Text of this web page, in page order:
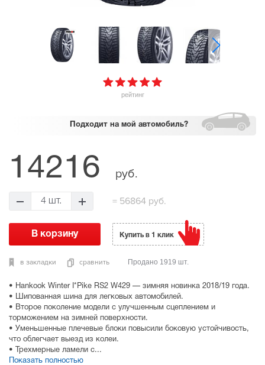
рейтинг
Подходит на мой автомобиль?
• Hankook Winter I*Pike RS2 W429 — зимняя новинка 2018/19 года.
• Шипованная шина для легковых автомобилей.
• Второе поколение модели с улучшенным сцеплением и
торможением на зимней поверхности.
• Уменьшенные плечевые блоки повысили боковую устойчивость,
что облегчает выезд из колеи.
• Трехмерные ламели с...
Показать полностью
14216 руб.
4 шт. = 56864 руб.
в закладки сравнить
Купить в 1 клик
Продано 1919 шт.